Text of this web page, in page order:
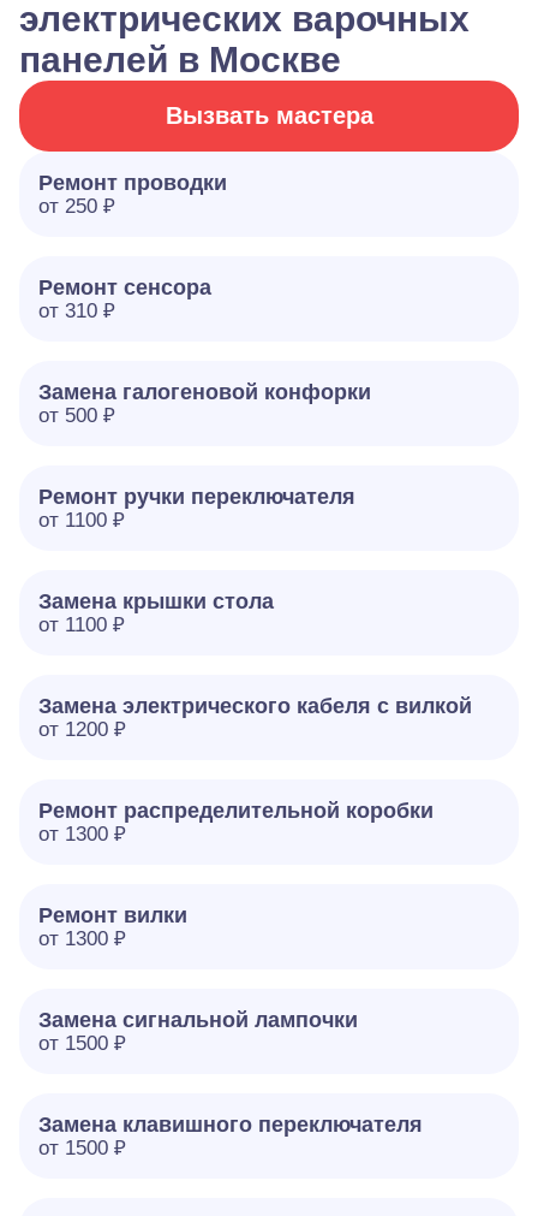
электрических варочных
панелей в Москве
Вызвать мастера
Ремонт проводки
от 250 ₽
Ремонт сенсора
от 310 ₽
Замена галогеновой конфорки
от 500 ₽
Ремонт ручки переключателя
от 1100 ₽
Замена крышки стола
от 1100 ₽
Замена электрического кабеля с вилкой
от 1200 ₽
Ремонт распределительной коробки
от 1300 ₽
Ремонт вилки
от 1300 ₽
Замена сигнальной лампочки
от 1500 ₽
Замена клавишного переключателя
от 1500 ₽